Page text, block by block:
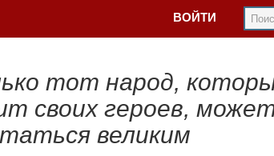
ВОЙТИ
тот народ,
своих героев,
великим